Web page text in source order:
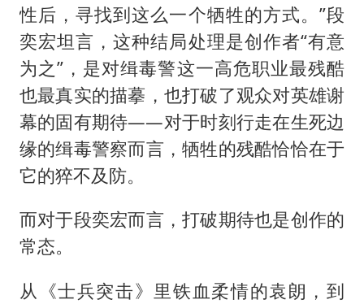
性后，寻找到这么一个牺牲的方式。”段
奕宏坦言，这种结局处理是创作者“有意
为之”，是对缉毒警这一高危职业最残酷
也最真实的描摹，也打破了观众对英雄谢
幕的固有期待——对于时刻行走在生死边
缘的缉毒警察而言，牺牲的残酷恰恰在于
它的猝不及防。
而对于段奕宏而言，打破期待也是创作的
常态。
从《士兵突击》里铁血柔情的袁朗，到